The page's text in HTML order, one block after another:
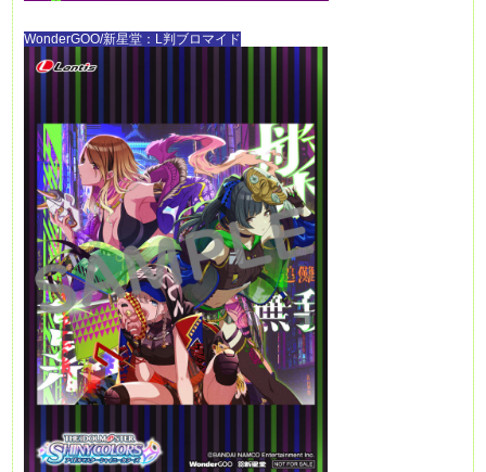
WonderGOO/新星堂：L判ブロマイド